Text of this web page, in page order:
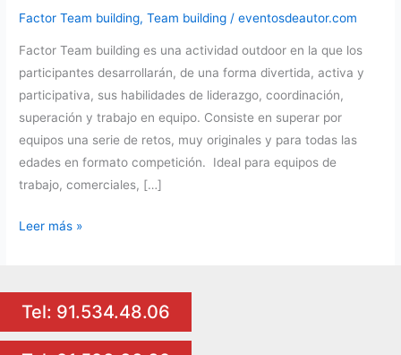
Factor Team building,Team building /eventosdeautor.com
Factor Team building es una actividad outdoor en la que los
participantes desarrollarán, de una forma divertida, activa y
participativa, sus habilidades de liderazgo, coordinación,
superación y trabajo en equipo. Consiste en superar por
equipos una serie de retos, muy originales y para todas las
edades en formato competición. Ideal para equipos de
trabajo, comerciales, […]
Factor
es
una
actividad
Leer más »
Tel: 91.534.48.06